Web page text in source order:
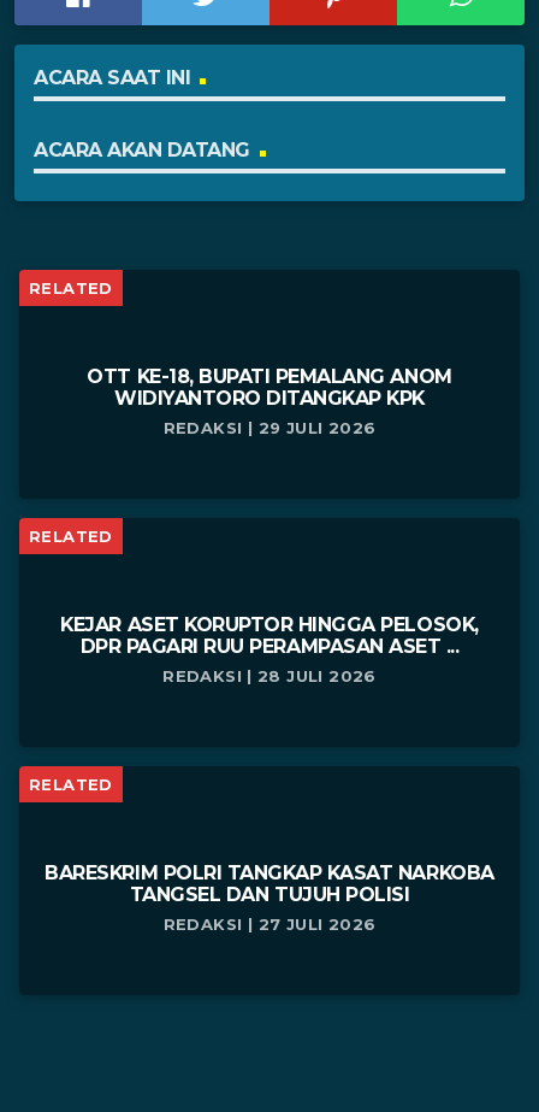
ACARA SAAT INI
ACARA AKAN DATANG
RELATED
OTT KE-18, BUPATI PEMALANG ANOM
WIDIYANTORO DITANGKAP KPK
REDAKSI | 29 JULI 2026
RELATED
KEJAR ASET KORUPTOR HINGGA PELOSOK,
DPR PAGARI RUU PERAMPASAN ASET ...
REDAKSI | 28 JULI 2026
RELATED
BARESKRIM POLRI TANGKAP KASAT NARKOBA
TANGSEL DAN TUJUH POLISI
REDAKSI | 27 JULI 2026